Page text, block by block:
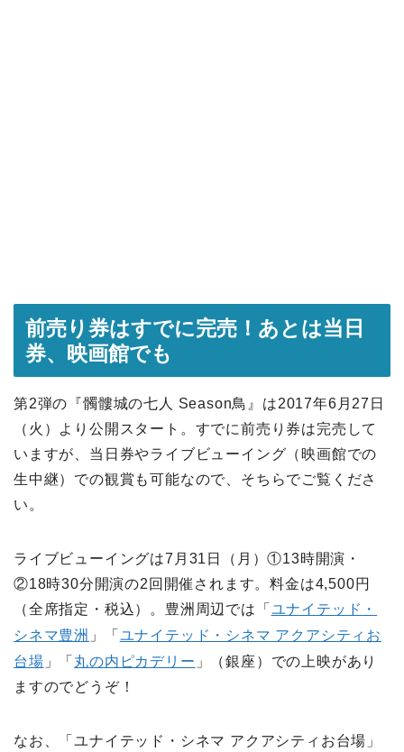
前売り券はすでに完売！あとは当日
券、映画館でも
第2弾の『髑髏城の七人 Season鳥』は2017年6月27日
（火）より公開スタート。すでに前売り券は完売して
いますが、当日券やライブビューイング（映画館での
生中継）での観賞も可能なので、そちらでご覧くださ
い。
ライブビューイングは7月31日（月）①13時開演・
②18時30分開演の2回開催されます。料金は4,500円
（全席指定・税込）。豊洲周辺では「 ユナイテッド・
シネマ豊洲 」「 ユナイテッド・シネマ アクアシティお
台場 」「 丸の内ピカデリー 」（銀座）での上映があり
ますのでどうぞ！
なお、「ユナイテッド・シネマ アクアシティお台場」